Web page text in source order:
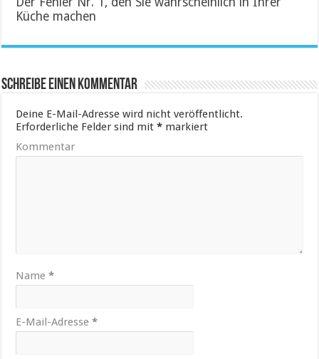
Küche machen
Schreibe einen Kommentar
Deine E-Mail-Adresse wird nicht veröffentlicht.
Erforderliche Felder sind mit* markiert
Kommentar
Name*
E-Mail-Adresse*